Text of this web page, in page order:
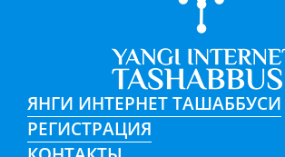
ЯНГИ ИНТЕРНЕТ ТАШАББУСИ
РЕГИСТРАЦИЯ